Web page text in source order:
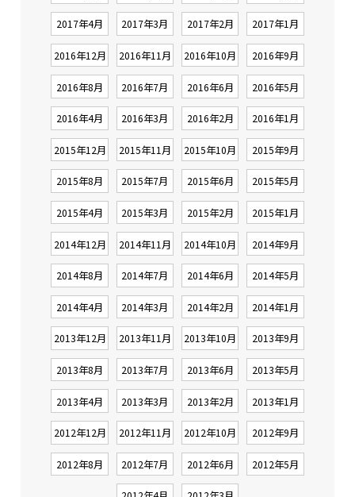
2017年4月 2017年3月 2017年2月 2017年1月
2016年12月 2016年11月 2016年10月 2016年9月
2016年8月 2016年7月 2016年6月 2016年5月
2016年4月 2016年3月 2016年2月 2016年1月
2015年12月 2015年11月 2015年10月 2015年9月
2015年8月 2015年7月 2015年6月 2015年5月
2015年4月 2015年3月 2015年2月 2015年1月
2014年12月 2014年11月 2014年10月 2014年9月
2014年8月 2014年7月 2014年6月 2014年5月
2014年4月 2014年3月 2014年2月 2014年1月
2013年12月 2013年11月 2013年10月 2013年9月
2013年8月 2013年7月 2013年6月 2013年5月
2013年4月 2013年3月 2013年2月 2013年1月
2012年12月 2012年11月 2012年10月 2012年9月
2012年8月 2012年7月 2012年6月 2012年5月